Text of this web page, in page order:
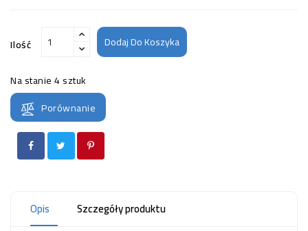
Ilość Dodaj Do Koszyka
Na stanie4 sztuk
Porównanie
Opis Szczegóły produktu